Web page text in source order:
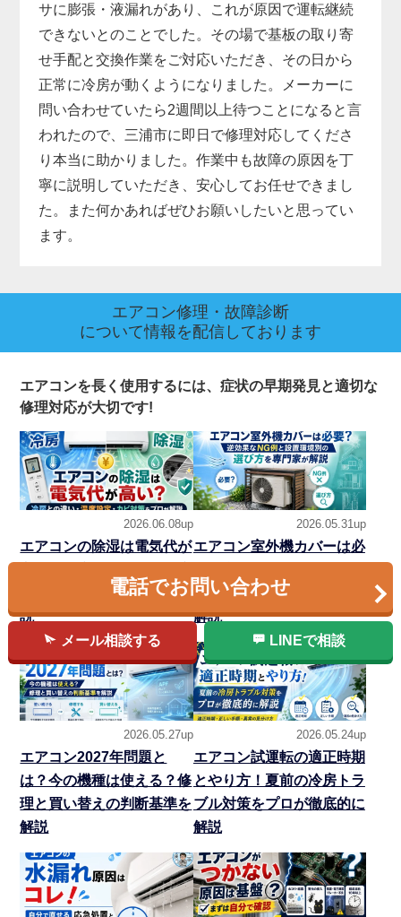
サに膨張・液漏れがあり、これが原因で運転継続
できないとのことでした。その場で基板の取り寄
せ手配と交換作業をご対応いただき、その日から
正常に冷房が動くようになりました。メーカーに
問い合わせていたら2週間以上待つことになると言
われたので、三浦市に即日で修理対応してくださ
り本当に助かりました。作業中も故障の原因を丁
寧に説明していただき、安心してお任せできまし
た。また何かあればぜひお願いしたいと思ってい
ます。
エアコン修理・故障診断
について情報を配信しております
エアコンを長く使用するには、症状の早期発見と適切な
修理対応が大切です!
2026.06.08up
エアコンの除湿は電気代が
設定・カビ対策をプロが解
説
2026.05.31up
エアコン室外機カバーは必
環境別の選び方を専門家が
解説
2026.05.27up
エアコン2027年問題と
は？今の機種は使える？修
理と買い替えの判断基準を
解説
2026.05.24up
エアコン試運転の適正時期
とやり方！夏前の冷房トラ
ブル対策をプロが徹底的に
解説
電話でお問い合わせ
メール相談する LINEで相談